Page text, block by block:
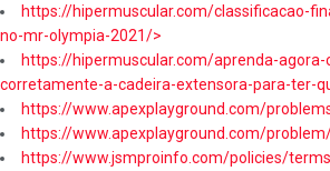
https://hipermuscular.com/classificacao-
no-mr-olympia-2021/>
https://hipermuscular.com/aprenda-agora-
corretamente-a-cadeira-extensora-para-ter-
https://www.apexplayground.com/
https://www.apexplayground.com/
https://www.jsmproinfo.com/policies/